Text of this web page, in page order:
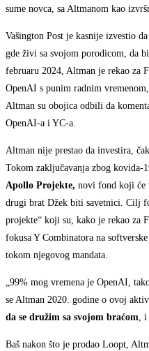
sume novca, sa Altmanom kao
Vašington Post je kasnije izvestio
gde živi sa svojom porodicom, da
februaru 2024, Altman je rekao za
OpenAI s punim radnim
Altman su obojica odbili da
OpenAI-a i YC-a.
Altman nije prestao da investira,
Tokom zaključavanja zbog kovida-
Apollo Projekte, novi fond koji će
drugi brat Džek biti savetnici. Cilj
projekte“ koji su, kako je rekao za
fokusa Y Combinatora na
tokom njegovog mandata.
„99% mog vremena je OpenAI,
se Altman 2020. godine o ovoj
da se družim sa svojom braćom, i
Baš nakon što je prodao Loopt,